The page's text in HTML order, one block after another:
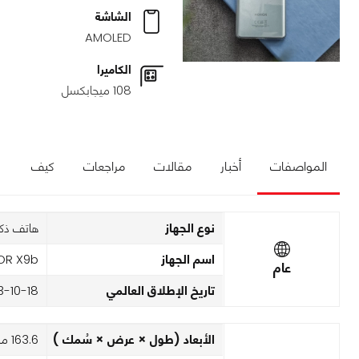
الشاشة
AMOLED
الكاميرا
108 ميجابكسل
المواصفات أخبار مقالات مراجعات كيف
عام
نوع الجهاز هاتف
اسم الجهاز X9b
تاريخ الإطلاق العالمي 10-18
الأبعاد (طول × عرض × سُمك ) 163.6 مم x 75.5 مم x 8 مم